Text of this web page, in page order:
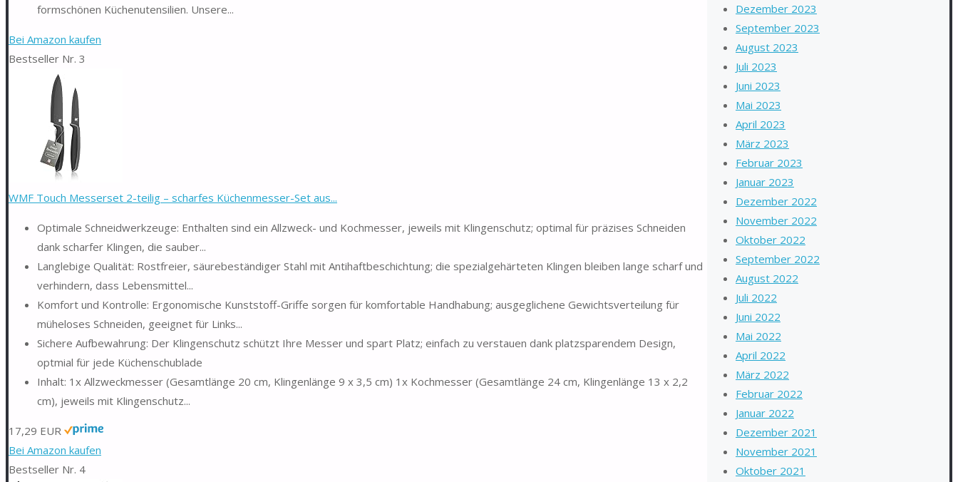
formschönen Küchenutensilien. Unsere...
Bei Amazon kaufen
Bestseller Nr. 3
WMF Touch Messerset 2-teilig – scharfes Küchenmesser-Set aus...
Optimale Schneidwerkzeuge: Enthalten sind ein Allzweck- und Kochmesser, jeweils mit Klingenschutz; optimal für präzises Schneiden
dank scharfer Klingen, die sauber...
Langlebige Qualität: Rostfreier, säurebeständiger Stahl mit Antihaftbeschichtung; die spezialgehärteten Klingen bleiben lange scharf und
verhindern, dass Lebensmittel...
Komfort und Kontrolle: Ergonomische Kunststoff-Griffe sorgen für komfortable Handhabung; ausgeglichene Gewichtsverteilung für
müheloses Schneiden, geeignet für Links...
Sichere Aufbewahrung: Der Klingenschutz schützt Ihre Messer und spart Platz; einfach zu verstauen dank platzsparendem Design,
optmial für jede Küchenschublade
Inhalt: 1x Allzweckmesser (Gesamtlänge 20 cm, Klingenlänge 9 x 3,5 cm) 1x Kochmesser (Gesamtlänge 24 cm, Klingenlänge 13 x 2,2
cm), jeweils mit Klingenschutz...
17,29 EUR
Bei Amazon kaufen
Bestseller Nr. 4
Dezember 2023
September 2023
August 2023
Juli 2023
Juni 2023
Mai 2023
April 2023
März 2023
Februar 2023
Januar 2023
Dezember 2022
November 2022
Oktober 2022
September 2022
August 2022
Juli 2022
Juni 2022
Mai 2022
April 2022
März 2022
Februar 2022
Januar 2022
Dezember 2021
November 2021
Oktober 2021